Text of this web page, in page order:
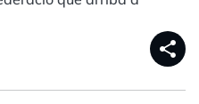
share